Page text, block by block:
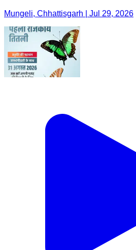
Mungeli, Chhattisgarh | Jul 29, 2026